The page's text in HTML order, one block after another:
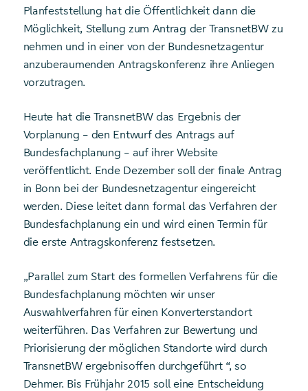
Planfeststellung hat die Öffentlichkeit dann die
Möglichkeit, Stellung zum Antrag der TransnetBW zu
nehmen und in einer von der Bundes­netzagentur
anzuberaumenden Antragskonferenz ihre Anliegen
vorzutragen.
Heute hat die TransnetBW das Ergebnis der
Vorplanung – den Entwurf des Antrags auf
Bundesfachplanung – auf ihrer Website
veröffentlicht. Ende Dezember soll der finale Antrag
in Bonn bei der Bundesnetz­agentur eingereicht
werden. Diese leitet dann formal das Verfahren der
Bundesfachplanung ein und wird einen Termin für
die erste Antragskonferenz festsetzen.
„Parallel zum Start des formellen Verfahrens für die
Bundesfachplanung möchten wir unser
Auswahlverfahren für einen Konverterstandort
weiterführen. Das Verfahren zur Bewertung und
Priorisierung der möglichen Standorte wird durch
TransnetBW ergebnisoffen durchgeführt “, so
Dehmer. Bis Frühjahr 2015 soll eine Entscheidung